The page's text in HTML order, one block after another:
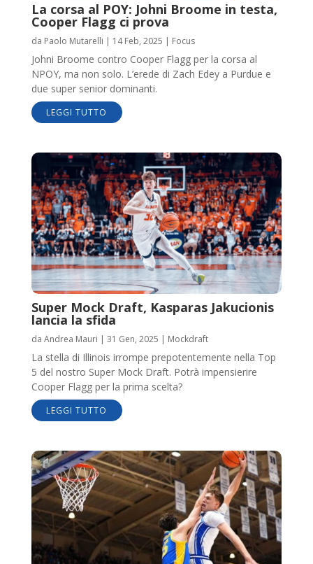
La corsa al POY: Johni Broome in testa,
Cooper Flagg ci prova
da Paolo Mutarelli | 14 Feb, 2025 | Focus
Johni Broome contro Cooper Flagg per la corsa al
NPOY, ma non solo. L’erede di Zach Edey a Purdue e
due super senior dominanti.
LEGGI TUTTO
Super Mock Draft, Kasparas Jakucionis
lancia la sfida
da Andrea Mauri | 31 Gen, 2025 | Mockdraft
La stella di Illinois irrompe prepotentemente nella Top
5 del nostro Super Mock Draft. Potrà impensierire
Cooper Flagg per la prima scelta?
LEGGI TUTTO